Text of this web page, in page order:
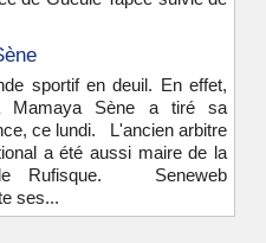
sportif en deuil. En effet,
Mamaya Sène a tiré sa
ce lundi. L'ancien arbitre
a été aussi maire de la
Rufisque. Seneweb
ses...